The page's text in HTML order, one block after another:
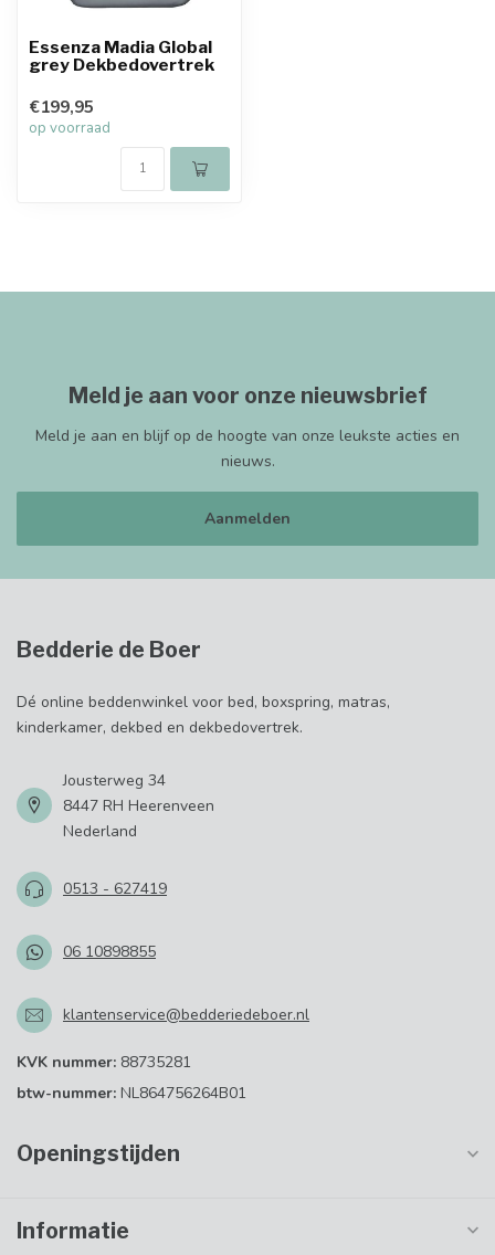
Essenza Madia Global
grey Dekbedovertrek
€199,95
op voorraad
Meld je aan voor onze nieuwsbrief
Meld je aan en blijf op de hoogte van onze leukste acties en
nieuws.
Aanmelden
Bedderie de Boer
Dé online beddenwinkel voor bed, boxspring, matras,
kinderkamer, dekbed en dekbedovertrek.
Jousterweg 34
8447 RH Heerenveen
Nederland
0513 - 627419
06 10898855
klantenservice@bedderiedeboer.nl
KVK nummer: 88735281
btw-nummer: NL864756264B01
Openingstijden
Informatie